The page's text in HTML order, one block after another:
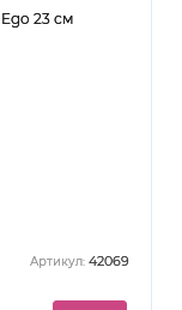
Артикул: 42069